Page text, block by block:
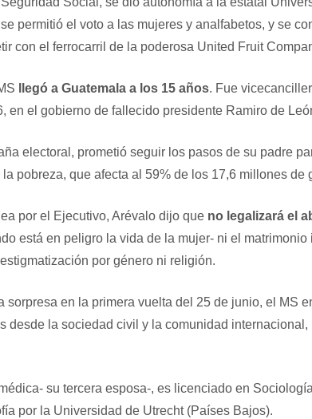
permitió el voto a las mujeres y analfabetos, y se
con el ferrocarril de la poderosa United Fruit
llegó a Guatemala a los 15 años. Fue
en el gobierno de fallecido presidente Ramiro de
electoral, prometió seguir los pasos de su padre
pobreza, que afecta al 59% de los 17,6 millones de
por el Ejecutivo, Arévalo dijo que no legalizará el
está en peligro la vida de la mujer- ni el
por género ni religión.
sorpresa en la primera vuelta del 25 de junio, el MS
desde la sociedad civil y la comunidad
su tercera esposa-, es licenciado en
por la Universidad de Utrecht (Países Bajos).